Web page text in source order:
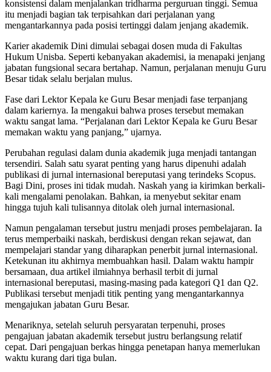
konsistensi dalam menjalankan tridharma perguruan tinggi. Semua
itu menjadi bagian tak terpisahkan dari perjalanan yang
mengantarkannya pada posisi tertinggi dalam jenjang akademik.
Karier akademik Dini dimulai sebagai dosen muda di Fakultas
Hukum Unisba. Seperti kebanyakan akademisi, ia menapaki jenjang
jabatan fungsional secara bertahap. Namun, perjalanan menuju Guru
Besar tidak selalu berjalan mulus.
Fase dari Lektor Kepala ke Guru Besar menjadi fase terpanjang
dalam kariernya. Ia mengakui bahwa proses tersebut memakan
waktu sangat lama. “Perjalanan dari Lektor Kepala ke Guru Besar
memakan waktu yang panjang,” ujarnya.
Perubahan regulasi dalam dunia akademik juga menjadi tantangan
tersendiri. Salah satu syarat penting yang harus dipenuhi adalah
publikasi di jurnal internasional bereputasi yang terindeks Scopus.
Bagi Dini, proses ini tidak mudah. Naskah yang ia kirimkan berkali-
kali mengalami penolakan. Bahkan, ia menyebut sekitar enam
hingga tujuh kali tulisannya ditolak oleh jurnal internasional.
Namun pengalaman tersebut justru menjadi proses pembelajaran. Ia
terus memperbaiki naskah, berdiskusi dengan rekan sejawat, dan
mempelajari standar yang diharapkan penerbit jurnal internasional.
Ketekunan itu akhirnya membuahkan hasil. Dalam waktu hampir
bersamaan, dua artikel ilmiahnya berhasil terbit di jurnal
internasional bereputasi, masing-masing pada kategori Q1 dan Q2.
Publikasi tersebut menjadi titik penting yang mengantarkannya
mengajukan jabatan Guru Besar.
Menariknya, setelah seluruh persyaratan terpenuhi, proses
pengajuan jabatan akademik tersebut justru berlangsung relatif
cepat. Dari pengajuan berkas hingga penetapan hanya memerlukan
waktu kurang dari tiga bulan.